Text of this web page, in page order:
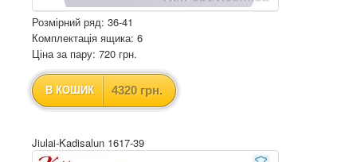
Розмірний ряд: 36-41
Комплектація ящика: 6
Ціна за пару: 720 грн.
В КОШИК 4320 грн.
Jiulai-Kadisalun 1617-39